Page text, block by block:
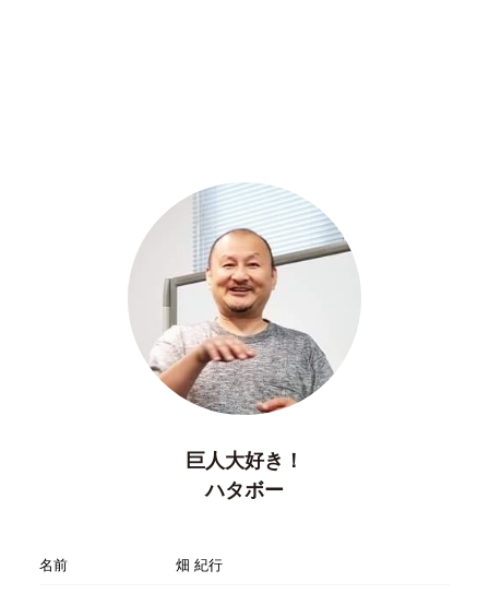
巨人大好き！
ハタボー
名前
畑 紀行